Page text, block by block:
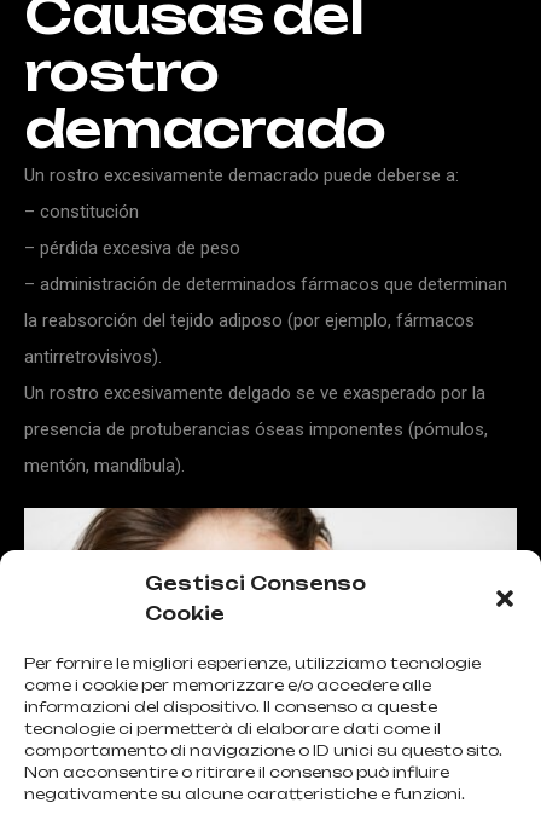
Gestisci Consenso
Cookie
Per fornire le migliori esperienze, utilizziamo tecnologie
come i cookie per memorizzare e/o accedere alle
informazioni del dispositivo. Il consenso a queste
tecnologie ci permetterà di elaborare dati come il
comportamento di navigazione o ID unici su questo sito.
Non acconsentire o ritirare il consenso può influire
negativamente su alcune caratteristiche e funzioni.
Causasdel
rostro
demacrado
Un rostro excesivamente demacrado puede deberse a:
– constitución
– pérdida excesiva de peso
– administración de determinados fármacos que determinan
la reabsorción del tejido adiposo (por ejemplo, fármacos
antirretrovisivos).
Un rostro excesivamente delgado se ve exasperado por la
presencia de protuberancias óseas imponentes (pómulos,
mentón, mandíbula).